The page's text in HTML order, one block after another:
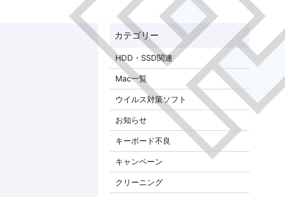
HDD・SSD関連
Mac一覧
ウイルス対策ソフト
お知らせ
キーボード不良
キャンペーン
クリーニング